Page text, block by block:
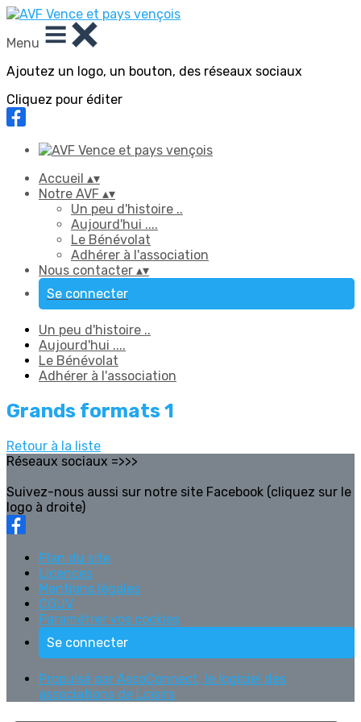
Menu
Ajoutez un logo, un bouton, des réseaux sociaux
Cliquez pour éditer
Accueil ▴▾
Notre AVF ▴▾
Un peu d'histoire ..
Aujourd'hui ....
Le Bénévolat
Adhérer à l'association
Nous contacter ▴▾
Se connecter
Un peu d'histoire ..
Aujourd'hui ....
Le Bénévolat
Adhérer à l'association
Grands formats 1
Retour à la liste
Réseaux sociaux =>>>
Suivez-nous aussi sur notre site Facebook (cliquez sur le
logo à droite)
Plan du site
Licences
Mentions légales
CGUV
Paramétrer vos cookies
Se connecter
Propulsé par AssoConnect, le logiciel des
associations de Loisirs